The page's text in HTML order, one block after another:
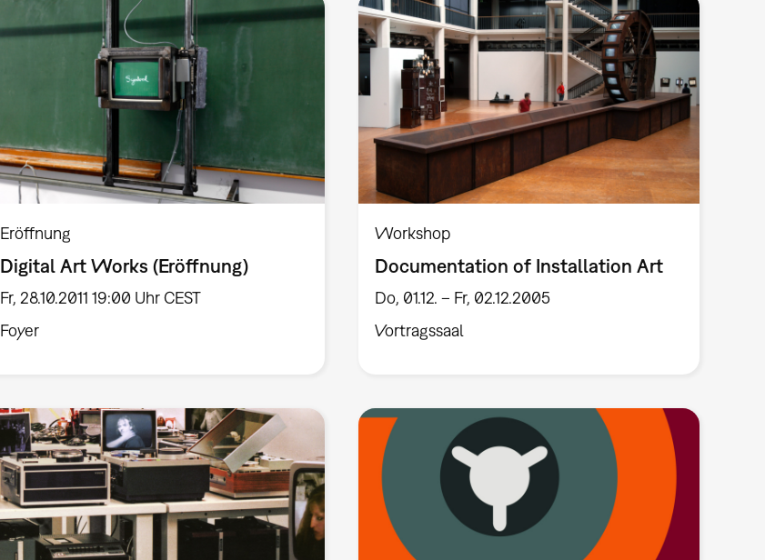
Eröffnung
Digital Art Works (Eröffnung)
Fr, 28.10.2011 19:00 Uhr CEST
Foyer
Workshop
Documentation of Installation Art
Do, 01.12. – Fr, 02.12.2005
Vortragssaal